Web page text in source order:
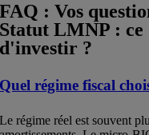
FAQ : Vos
Statut LMNP :
d'investir ?
Quel régime fiscal
Le régime réel est souvent